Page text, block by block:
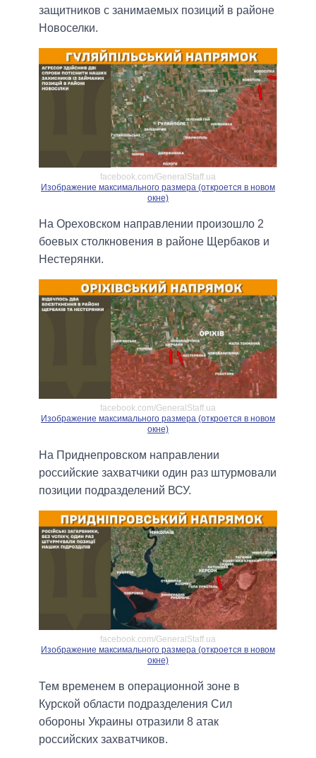
защитников с занимаемых позиций в районе
Новоселки.
facebook.com/GeneralStaff.ua
Изображение максимального размера (откроется в новом
окне)
На Ореховском направлении произошло 2
боевых столкновения в районе Щербаков и
Нестерянки.
facebook.com/GeneralStaff.ua
Изображение максимального размера (откроется в новом
окне)
На Приднепровском направлении
российские захватчики один раз штурмовали
позиции подразделений ВСУ.
facebook.com/GeneralStaff.ua
Изображение максимального размера (откроется в новом
окне)
Тем временем в операционной зоне в
Курской области подразделения Сил
обороны Украины отразили 8 атак
российских захватчиков.